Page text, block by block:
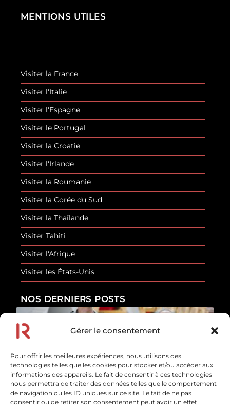
Gérer le consentement
Pour offrir les meilleures expériences, nous utilisons des
technologies telles que les cookies pour stocker et/ou accéder aux
informations des appareils. Le fait de consentir à ces technologies
nous permettra de traiter des données telles que le comportement
de navigation ou les ID uniques sur ce site. Le fait de ne pas
consentir ou de retirer son consentement peut avoir un effet
MENTIONS UTILES
Visiter la France
Visiter l'Italie
Visiter l'Espagne
Visiter le Portugal
Visiter la Croatie
Visiter l'Irlande
Visiter la Roumanie
Visiter la Corée du Sud
Visiter la Thaïlande
Visiter Tahiti
Visiter l'Afrique
Visiter les États-Unis
NOS DERNIERS POSTS
Les erreurs de sécurité que font la plupart des
touristes
En savoir plus
10 juillet 2026
Afrique : 10 sons inoubliables et les voyages pour